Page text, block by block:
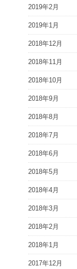
2019年2月
2019年1月
2018年12月
2018年11月
2018年10月
2018年9月
2018年8月
2018年7月
2018年6月
2018年5月
2018年4月
2018年3月
2018年2月
2018年1月
2017年12月